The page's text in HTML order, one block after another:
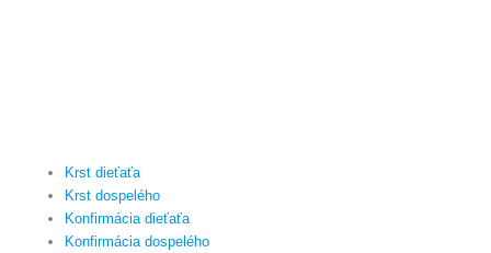
Krst dieťaťa
Krst dospelého
Konfirmácia dieťaťa
Konfirmácia dospelého